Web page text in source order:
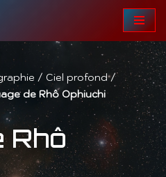
/ Ciel profond/
de Rhô Ophiuchi
Rhô